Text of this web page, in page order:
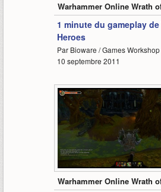
Warhammer Online Wrath
1 minute du gameplay
Heroes
Par Bioware / Games Workshop
10 septembre 2011
Warhammer Online Wrath